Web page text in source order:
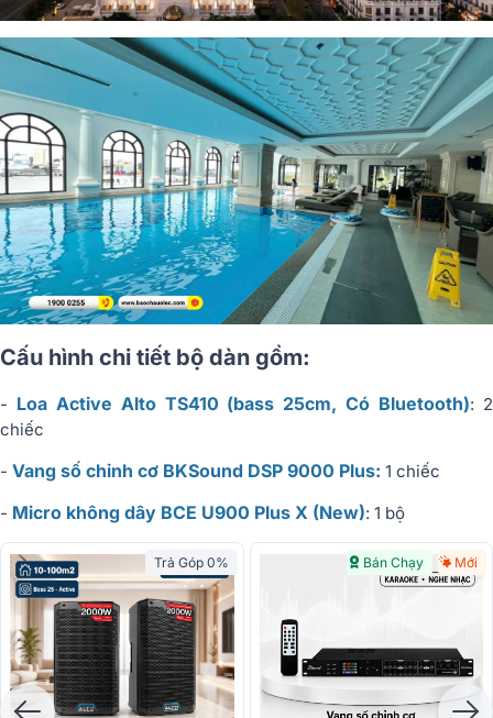
Cấu hình chi tiết bộ dàn gồm:
- Loa Active Alto TS410 (bass 25cm, Có Bluetooth): 2
chiếc
- Vang số chỉnh cơ BKSound DSP 9000 Plus: 1 chiếc
- Micro không dây BCE U900 Plus X (New): 1 bộ
Trả Góp 0% Bán Chạy Mới